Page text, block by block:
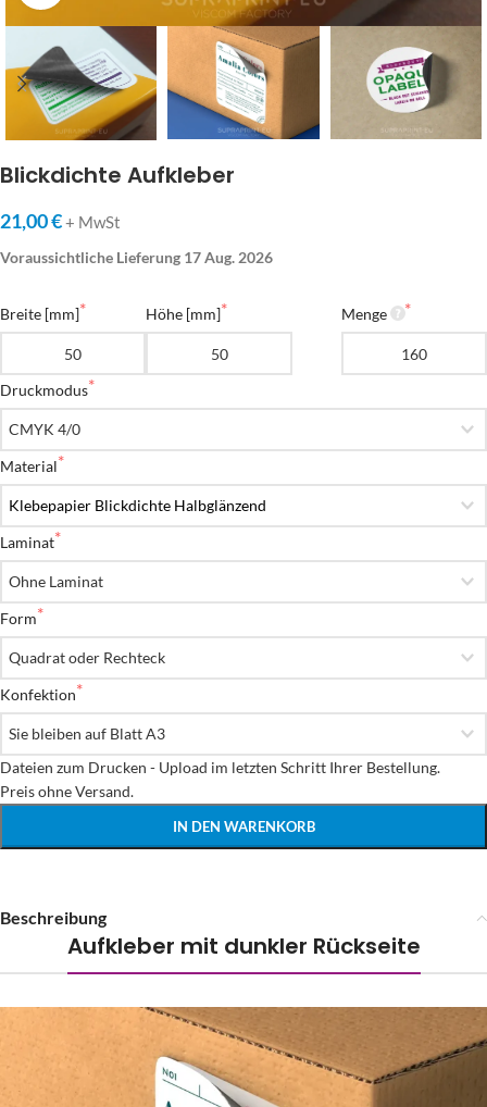
Blickdichte Aufkleber
21,00 €+ MwSt
Voraussichtliche Lieferung 17 Aug. 2026
Breite [mm] Höhe [mm] Menge
Druckmodus
Material
Laminat
Form
Konfektion
Dateien zum Drucken - Upload im letzten Schritt Ihrer Bestellung.
Preis ohne Versand.
IN DEN WARENKORB
Beschreibung
Aufkleber mit dunkler Rückseite